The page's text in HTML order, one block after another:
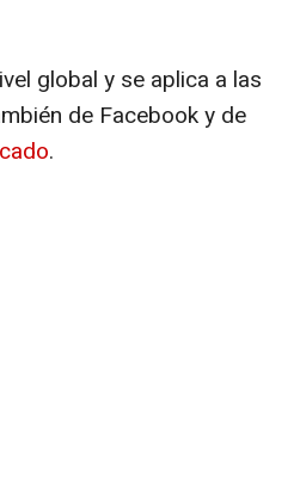
global y se aplica a las
de Facebook y de
.